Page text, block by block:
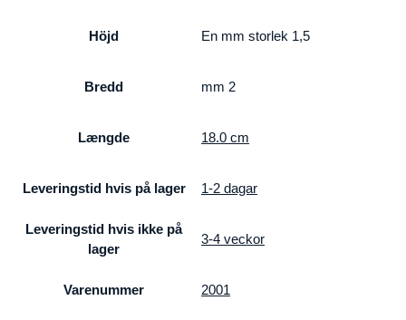
Höjd En mm storlek 1,5
Bredd mm 2
Længde 18.0 cm
Leveringstid hvis på lager 1-2 dagar
Leveringstid hvis ikke på
lager
3-4 veckor
Varenummer 2001